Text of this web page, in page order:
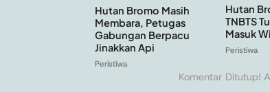
Hutan Bromo Masih
Membara, Petugas
Gabungan Berpacu
Jinakkan Api
Peristiwa
Hutan
TNBTS
Masuk
Peristiwa
Komentar Ditutup!